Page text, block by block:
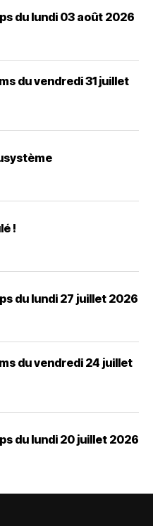
du lundi 03 août 2026
du vendredi 31 juillet
!
du lundi 27 juillet 2026
du vendredi 24 juillet
du lundi 20 juillet 2026